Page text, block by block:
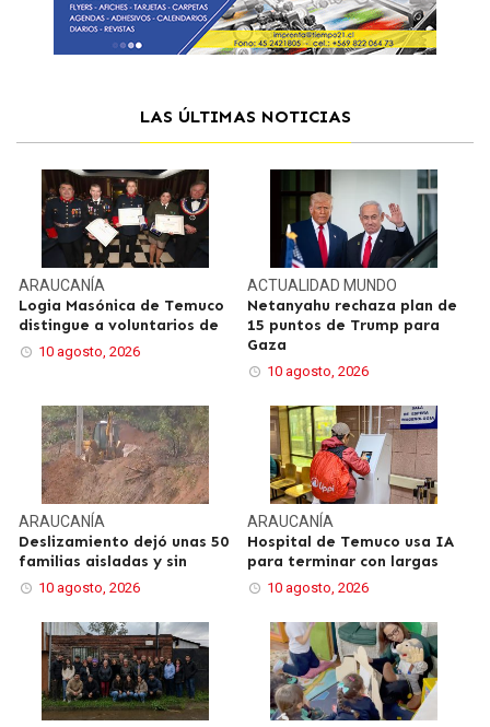
LAS ÚLTIMAS NOTICIAS
ARAUCANÍA
Logia Masónica de Temuco
distingue a voluntarios de
10 agosto, 2026
ACTUALIDAD MUNDO
Netanyahu rechaza plan de
15 puntos de Trump para
Gaza
10 agosto, 2026
ARAUCANÍA
Deslizamiento dejó unas 50
familias aisladas y sin
10 agosto, 2026
ARAUCANÍA
Hospital de Temuco usa IA
para terminar con largas
10 agosto, 2026